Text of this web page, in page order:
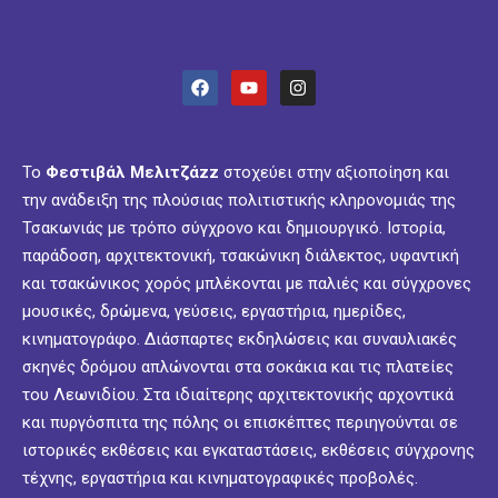
Το Φεστιβάλ Μελιτζάzz στοχεύει στην αξιοποίηση και
την ανάδειξη της πλούσιας πολιτιστικής κληρονομιάς της
Τσακωνιάς με τρόπο σύγχρονο και δημιουργικό. Ιστορία,
παράδοση, αρχιτεκτονική, τσακώνικη διάλεκτος, υφαντική
και τσακώνικος χορός μπλέκονται με παλιές και σύγχρονες
μουσικές, δρώμενα, γεύσεις, εργαστήρια, ημερίδες,
κινηματογράφο. Διάσπαρτες εκδηλώσεις και συναυλιακές
σκηνές δρόμου απλώνονται στα σοκάκια και τις πλατείες
του Λεωνιδίου. Στα ιδιαίτερης αρχιτεκτονικής αρχοντικά
και πυργόσπιτα της πόλης οι επισκέπτες περιηγούνται σε
ιστορικές εκθέσεις και εγκαταστάσεις, εκθέσεις σύγχρονης
τέχνης, εργαστήρια και κινηματογραφικές προβολές.